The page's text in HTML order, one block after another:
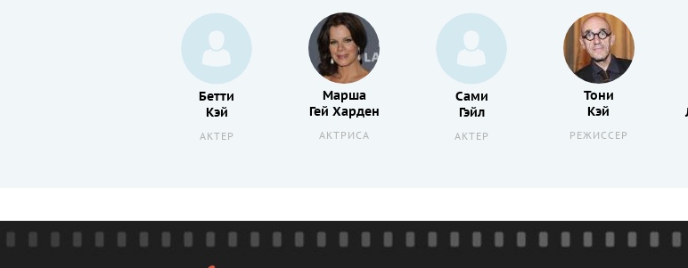
Бетти
Кэй
АКТЕР
Марша
Гей Харден
АКТРИСА
Сами
Гэйл
АКТЕР
Тони
Кэй
РЕЖИССЕР